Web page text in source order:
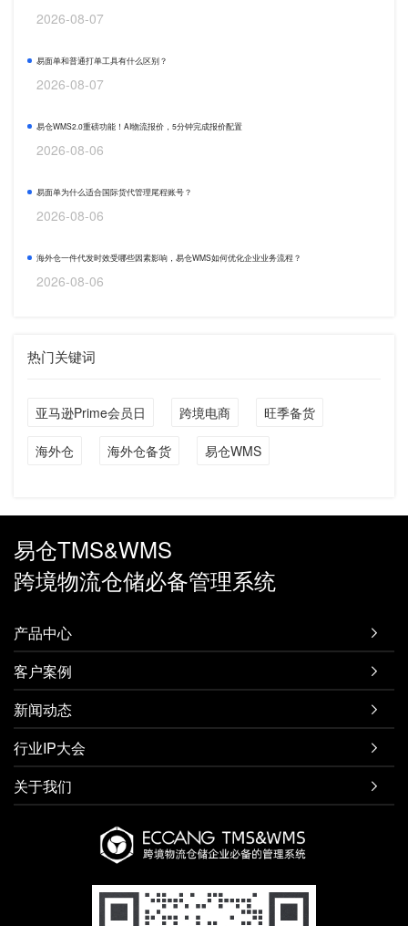
2026-08-07
易面单和普通打单工具有什么区别？
2026-08-07
易仓WMS2.0重磅功能！AI物流报价，5分钟完成报价配置
2026-08-06
易面单为什么适合国际货代管理尾程账号？
2026-08-06
海外仓一件代发时效受哪些因素影响，易仓WMS如何优化企业业务流程？
2026-08-06
热门关键词
亚马逊Prime会员日 跨境电商 旺季备货
海外仓 海外仓备货 易仓WMS
易仓TMS&WMS
跨境物流仓储必备管理系统
产品中心 
客户案例 
新闻动态 
行业IP大会 
关于我们 